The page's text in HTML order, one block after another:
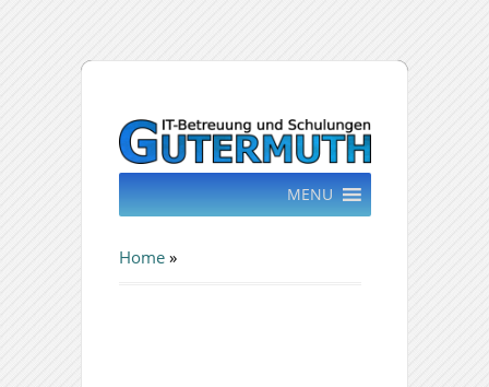
MENU
Home »